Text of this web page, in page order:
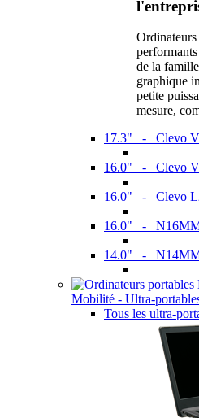
de la
graphique
petite
mesure,
17.3" - Clevo
16.0" - Clevo
16.0" - Clevo
16.0" -
14.0" -
Mobilité - Ultra-
Tous les ultra-